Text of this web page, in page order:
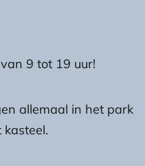
9 tot 19 uur!
allemaal in het park